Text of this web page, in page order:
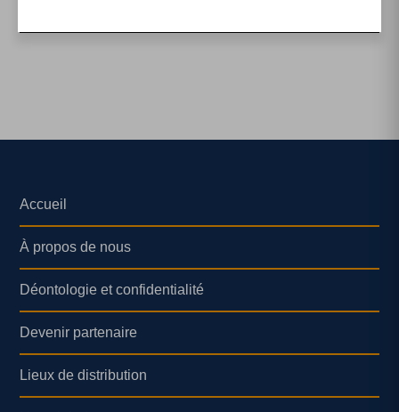
Accueil
À propos de nous
Déontologie et confidentialité
Devenir partenaire
Lieux de distribution